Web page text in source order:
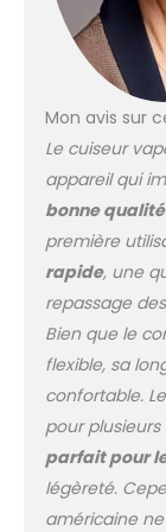
Mon avis sur
Le cuiseur
appareil qui
bonne qualité
première
rapide, une
repassage
Bien que le
flexible, sa
confortable.
pour
parfait pour
légèreté.
américaine